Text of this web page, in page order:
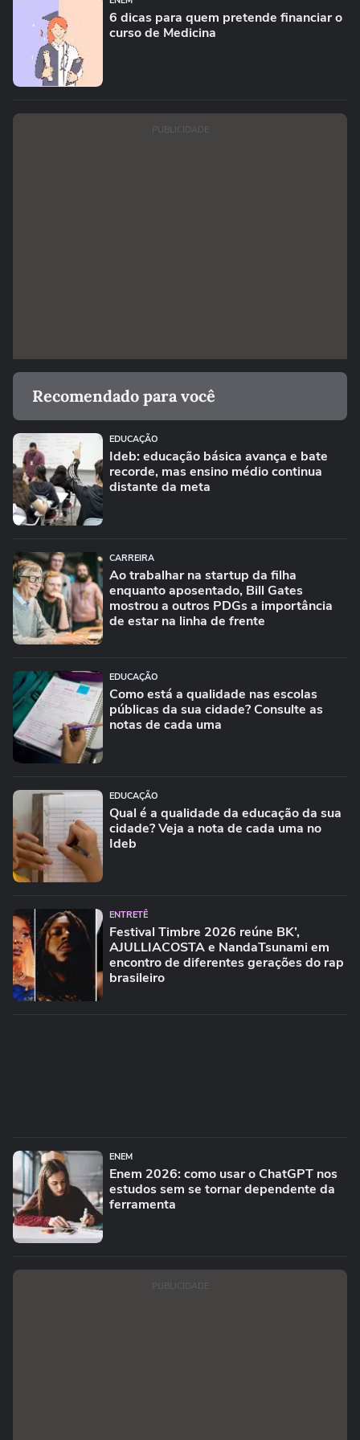
6 dicas para quem pretende financiar o
curso de Medicina
PUBLICIDADE
Recomendado para você
EDUCAÇÃO
Ideb: educação básica avança e bate
recorde, mas ensino médio continua
distante da meta
CARREIRA
Ao trabalhar na startup da filha
enquanto aposentado, Bill Gates
mostrou a outros PDGs a importância
de estar na linha de frente
EDUCAÇÃO
Como está a qualidade nas escolas
públicas da sua cidade? Consulte as
notas de cada uma
EDUCAÇÃO
Qual é a qualidade da educação da sua
cidade? Veja a nota de cada uma no
Ideb
ENTRETÊ
Festival Timbre 2026 reúne BK’,
AJULLIACOSTA e NandaTsunami em
encontro de diferentes gerações do rap
brasileiro
ENEM
Enem 2026: como usar o ChatGPT nos
estudos sem se tornar dependente da
ferramenta
PUBLICIDADE